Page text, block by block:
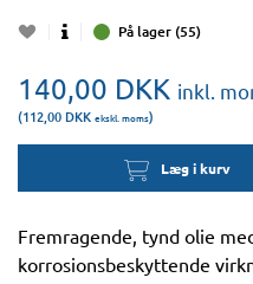
På lager (55)
140,00 DKK inkl.
(112,00 DKK ekskl. moms)
Læg i kurv
Fremragende, tynd olie
korrosionsbeskyttende